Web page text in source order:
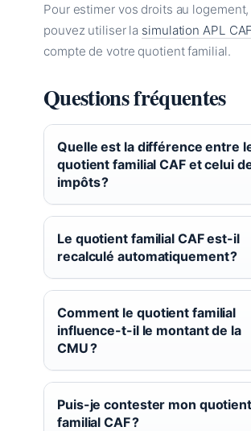
Pour estimer vos droits au
pouvez utiliser la simulation APL CAF
compte de votre quotient familial.
Questions fréquentes
Quelle est la différence entre
quotient familial CAF et celui
impôts ?
Le quotient familial CAF est-il
recalculé automatiquement ?
Comment le quotient familial
influence-t-il le montant de la
CMU ?
Puis-je contester mon quotient
familial CAF ?